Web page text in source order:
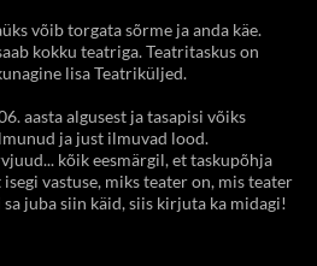
võib torgata sõrme ja anda käe.
kokku teatriga. Teatritaskus on
lisa Teatriküljed.
aasta algusest ja tasapisi võiks
ja just ilmuvad lood.
kõik eesmärgil, et taskupõhja
vastuse, miks teater on, mis teater
sa juba siin käid, siis kirjuta ka midagi!